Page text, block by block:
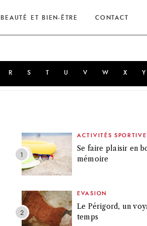
BEAUTÉ ET BIEN-ÊTRE CONTACT
R S T U V W X Y
ACTIVITÉS
Se faire plaisir en
mémoire
EVASION
Le Périgord, un
temps